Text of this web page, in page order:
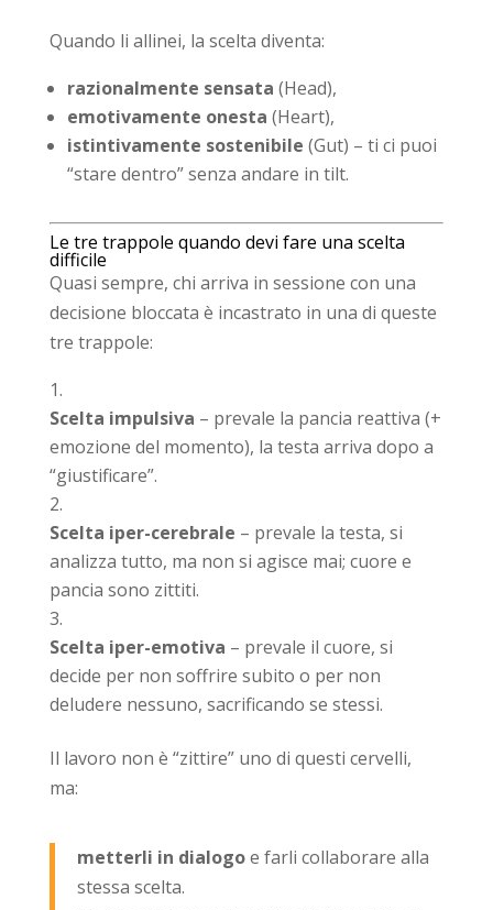
Quando li allinei, la scelta diventa:
razionalmente sensata (Head),
emotivamente onesta (Heart),
istintivamente sostenibile (Gut) – ti ci puoi
“stare dentro” senza andare in tilt.
Le tre trappole quando devi fare una scelta
difficile
Quasi sempre, chi arriva in sessione con una
decisione bloccata è incastrato in una di queste
tre trappole:
Scelta impulsiva – prevale la pancia reattiva (+
emozione del momento), la testa arriva dopo a
“giustificare”.
Scelta iper-cerebrale – prevale la testa, si
analizza tutto, ma non si agisce mai; cuore e
pancia sono zittiti.
Scelta iper-emotiva – prevale il cuore, si
decide per non soffrire subito o per non
deludere nessuno, sacrificando se stessi.
Il lavoro non è “zittire” uno di questi cervelli,
ma:
metterli in dialogoe farli collaborare alla
stessa scelta.